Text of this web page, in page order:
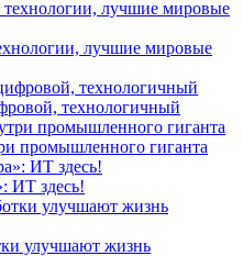
лучшие мировые
технологичный
промышленного гиганта
ИТ здесь!
улучшают жизнь